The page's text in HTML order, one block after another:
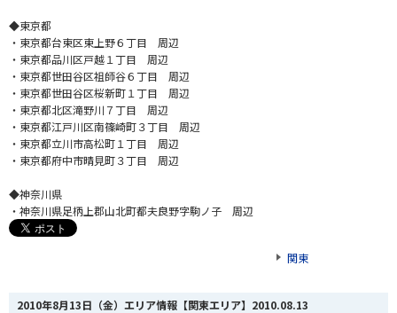
◆東京都
・東京都台東区東上野６丁目 周辺
・東京都品川区戸越１丁目 周辺
・東京都世田谷区祖師谷６丁目 周辺
・東京都世田谷区桜新町１丁目 周辺
・東京都北区滝野川７丁目 周辺
・東京都江戸川区南篠崎町３丁目 周辺
・東京都立川市高松町１丁目 周辺
・東京都府中市晴見町３丁目 周辺
◆神奈川県
・神奈川県足柄上郡山北町都夫良野字駒ノ子 周辺
関東
2010年8月13日（金）エリア情報【関東エリア】 2010.08.13